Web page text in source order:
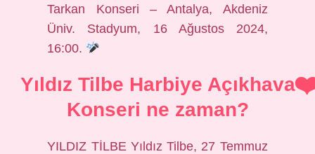
Tarkan Konseri – Antalya, Akdeniz
Üniv. Stadyum, 16 Ağustos 2024,
16:00.
Yıldız Tilbe Harbiye Açıkhava
Konseri ne zaman?
YILDIZ TİLBE Yıldız Tilbe, 27 Temmuz